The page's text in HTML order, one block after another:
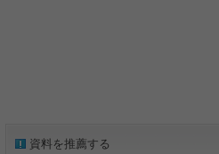
資料を推薦する